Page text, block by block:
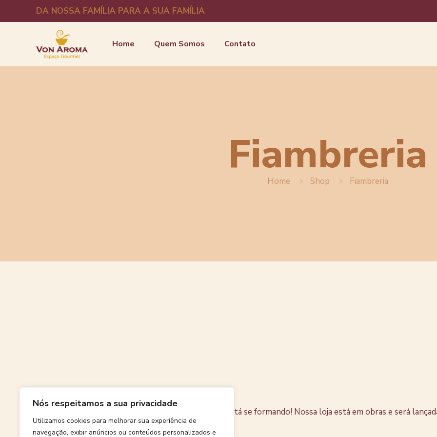
Nós respeitamos a sua privacidade
Utilizamos cookies para melhorar sua experiência de
navegação, exibir anúncios ou conteúdos personalizados e
DA NOSSA FAMÍLIA PARA A SUA FAMÍLIA
Home Quem Somos Contato
Fiambreria
Home Shop Fiambreria
Algo grande está se formando! Nossa loja está em obras e será